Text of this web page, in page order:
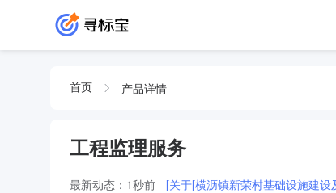
首页 产品详情
工程监理服务
最新动态： 1秒前 [关于[横沥镇新荣村基础设施建